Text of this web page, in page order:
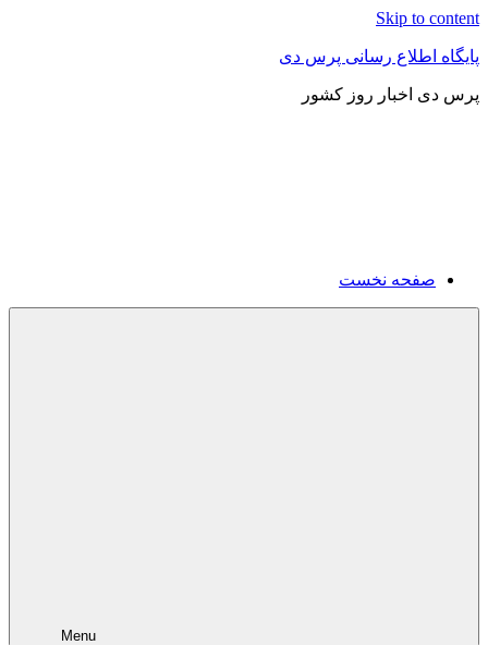
Skip to content
پایگاه اطلاع رسانی پرس دی
پرس دی اخبار روز کشور
صفحه نخست
Menu